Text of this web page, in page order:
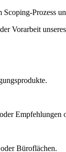
Prozess
Vorarbeit
Empfehlungen
Büroflächen.